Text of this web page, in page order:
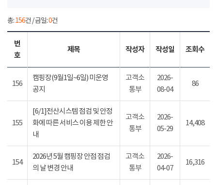
총:156건 / 금일:0건
번
호
제목 작성자 작성일 조회수
156
캠핑장(9월1일~6일) 미운영
공지
고객소
통부
2026-
08-04
86
155
[6/1]전산시스템 점검 및 안정
화에 따른 서비스 이용 제한 안
내
고객소
통부
2026-
05-29
14,408
154
2026년 5월 캠핑장 안점 점검
의 날 변경 안내
고객소
통부
2026-
04-07
16,316